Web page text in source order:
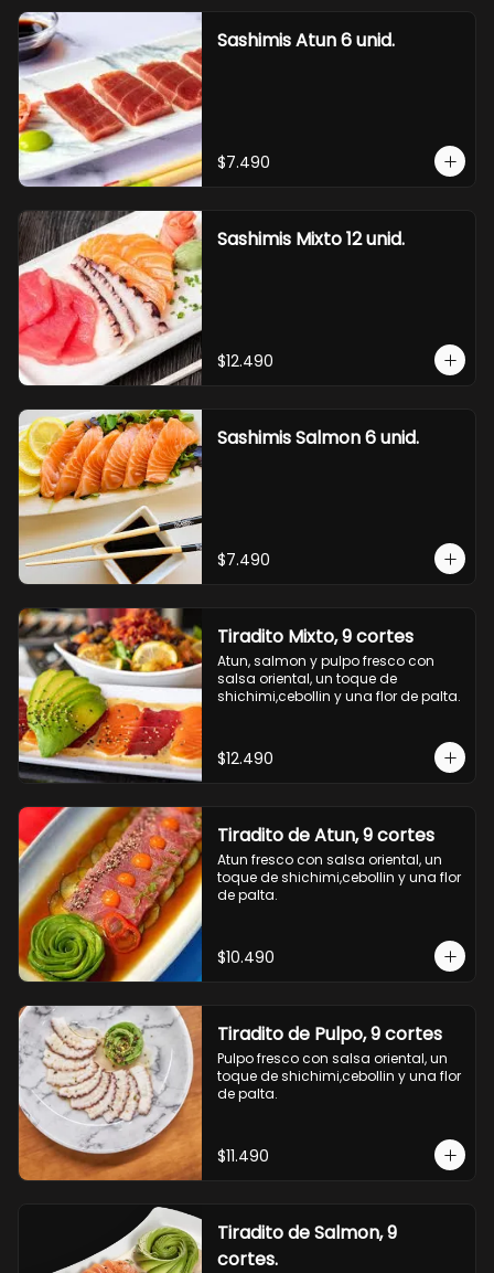
Sashimis Atun 6 unid.
$7.490
Sashimis Mixto 12 unid.
$12.490
Sashimis Salmon 6 unid.
$7.490
Tiradito Mixto, 9 cortes
Atun, salmon y pulpo fresco con
salsa oriental, un toque de
shichimi,cebollin y una flor de palta.
$12.490
Tiradito de Atun, 9 cortes
Atun fresco con salsa oriental, un
toque de shichimi,cebollin y una flor
de palta.
$10.490
Tiradito de Pulpo, 9 cortes
Pulpo fresco con salsa oriental, un
toque de shichimi,cebollin y una flor
de palta.
$11.490
Tiradito de Salmon, 9
cortes.